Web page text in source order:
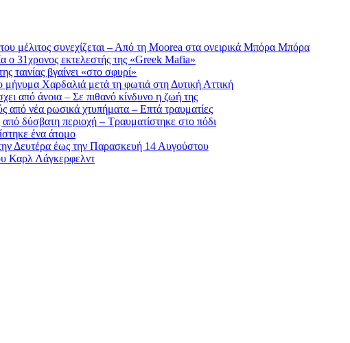
μέλιτος συνεχίζεται – Από τη Moorea στα ονειρικά Μπόρα Μπόρα
ο 31χρονος εκτελεστής της «Greek Mafia»
βγαίνει «στο σφυρί»
μήνυμα Χαρδαλιά μετά τη φωτιά στη Δυτική Αττική
από άνοια – Σε πιθανό κίνδυνο η ζωή της
από νέα ρωσικά χτυπήματα – Επτά τραυματίες
δύσβατη περιοχή – Τραυματίστηκε στο πόδι
ένα άτομο
έως την Παρασκευή 14 Αυγούστου
Καρλ Λάγκερφελντ